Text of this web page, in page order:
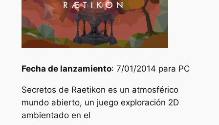
Fecha de lanzamiento: 7/01/2014 para PC
Secretos de Raetikon es un atmosférico
mundo abierto, un juego exploración 2D
ambientado en el